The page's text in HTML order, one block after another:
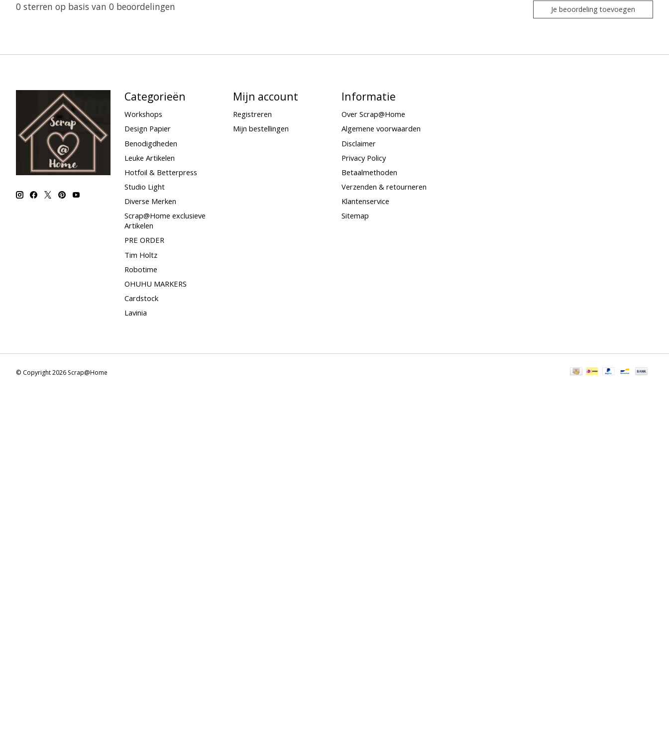
0 sterren op basis van 0 beoordelingen Je beoordeling toevoegen
Categorieën
Workshops
Design Papier
Benodigdheden
Leuke Artikelen
Hotfoil & Betterpress
Studio Light
Diverse Merken
Scrap@Home exclusieve
Artikelen
PRE ORDER
Tim Holtz
Robotime
OHUHU MARKERS
Cardstock
Lavinia
Mijn account
Registreren
Mijn bestellingen
Informatie
Over Scrap@Home
Algemene voorwaarden
Disclaimer
Privacy Policy
Betaalmethoden
Verzenden & retourneren
Klantenservice
Sitemap
© Copyright 2026 Scrap@Home